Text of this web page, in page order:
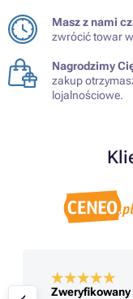
Masz z nami
zwrócić towar
Nagrodzimy
zakup
lojalnościowe.